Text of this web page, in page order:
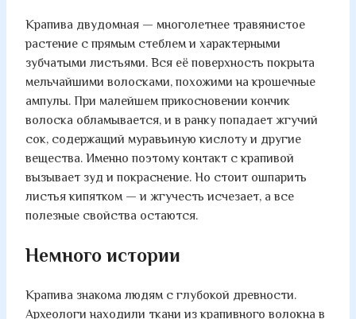
Крапива двудомная — многолетнее травянистое
растение с прямым стеблем и характерными
зубчатыми листьями. Вся её поверхность покрыта
мельчайшими волосками, похожими на крошечные
ампулы. При малейшем прикосновении кончик
волоска обламывается, и в ранку попадает жгучий
сок, содержащий муравьиную кислоту и другие
вещества. Именно поэтому контакт с крапивой
вызывает зуд и покраснение. Но стоит ошпарить
листья кипятком — и жгучесть исчезает, а все
полезные свойства остаются.
Немного истории
Крапива знакома людям с глубокой древности.
Археологи находили ткани из крапивного волокна в